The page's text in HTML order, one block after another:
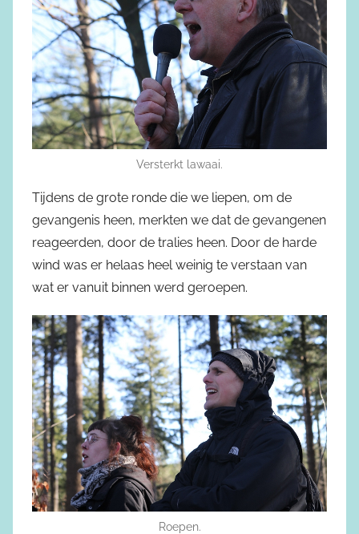
Versterkt lawaai.
Tijdens de grote ronde die we liepen, om de
gevangenis heen, merkten we dat de gevangenen
reageerden, door de tralies heen. Door de harde
wind was er helaas heel weinig te verstaan van
wat er vanuit binnen werd geroepen.
Roepen.